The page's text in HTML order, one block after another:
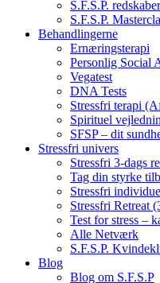
S.F.S.P. redskaber
S.F.S.P.
Behandlingerne
Ernæringsterapi
Personlig Social
Vegatest
DNA Tests
Stressfri terapi
Spirituel
SFSP – dit
Stressfri univers
Stressfri 3-dags
Tag din styrke
Stressfri
Stressfri Retreat
Test for stress –
Alle Netværk
S.F.S.P.
Blog
Blog om S.F.S.P